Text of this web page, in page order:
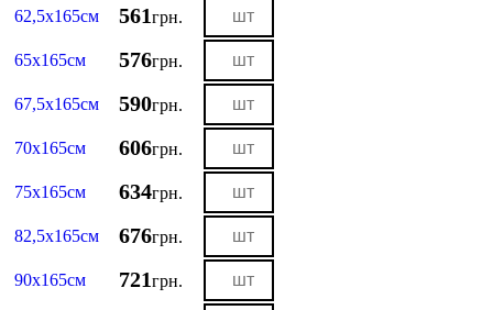
62,5х165см 561грн.
65х165см 576грн.
67,5х165см 590грн.
70х165см 606грн.
75х165см 634грн.
82,5х165см 676грн.
90х165см 721грн.